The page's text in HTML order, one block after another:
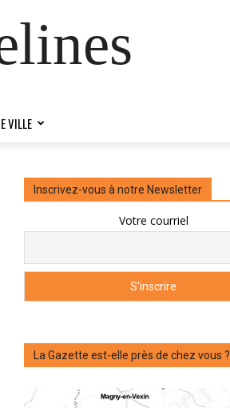
VILLE
Inscrivez-vous à notre Newsletter
Votre courriel
La Gazette est-elle près de chez vous ?